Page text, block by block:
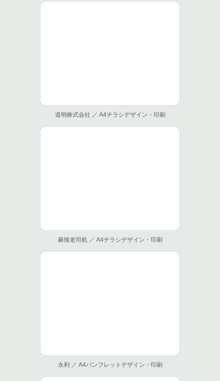
道明株式会社 ／ A4チラシデザイン・印刷
麻辣老司机 ／ A4チラシデザイン・印刷
永利 ／ A4パンフレットデザイン・印刷